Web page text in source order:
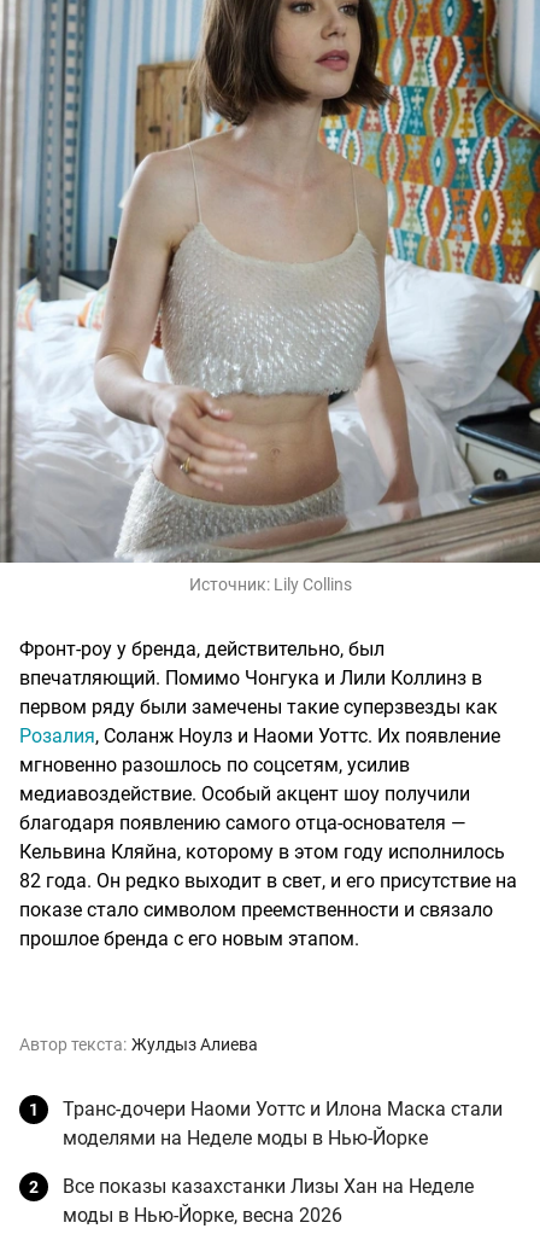
Источник: Lily Collins
Фронт-роу у бренда, действительно, был
впечатляющий. Помимо Чонгука и Лили Коллинз в
первом ряду были замечены такие суперзвезды как
Розалия, Соланж Ноулз и Наоми Уоттс. Их появление
мгновенно разошлось по соцсетям, усилив
медиавоздействие. Особый акцент шоу получили
благодаря появлению самого отца-основателя —
Кельвина Кляйна, которому в этом году исполнилось
82 года. Он редко выходит в свет, и его присутствие на
показе стало символом преемственности и связало
прошлое бренда с его новым этапом.
Автор текста: Жулдыз Алиева
Транс-дочери Наоми Уоттс и Илона Маска стали
моделями на Неделе моды в Нью-Йорке
Все показы казахстанки Лизы Хан на Неделе
моды в Нью-Йорке, весна 2026